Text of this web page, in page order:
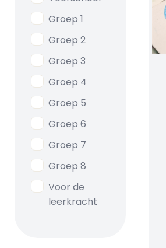
Groep 1
Groep 2
Groep 3
Groep 4
Groep 5
Groep 6
Groep 7
Groep 8
Voor de
leerkracht